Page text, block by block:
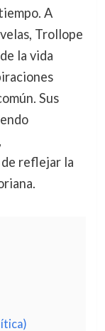
A
Trollope
la vida
Sus
reflejar la